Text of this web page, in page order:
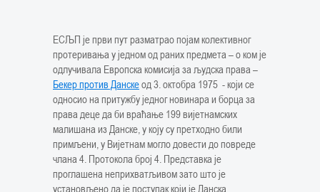
EСЉП је први пут разматрао појам колективног
протеривања у једном од раних предмета – о ком је
одлучивала Европска комисија за људска права –
Бекер против Данскеод 3. октобра 1975 - који се
односио на притужбу једног новинара и борца за
права деце да би враћање 199 вијетнамских
малишана из Данске, у коју су претходно били
примљени, у Вијетнам могло довести до повреде
члана 4. Протокола број 4. Представка је
проглашена неприхватљивом зато што је
установљено да је поступак који је Данска